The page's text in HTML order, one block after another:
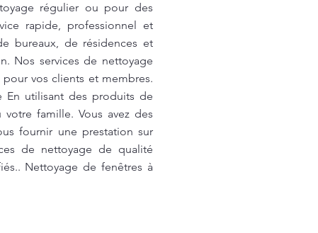
régulier ou pour des
rapide, professionnel et
bureaux, de résidences et
Nos services de nettoyage
vos clients et membres.
En utilisant des produits de
famille. Vous avez des
fournir une prestation sur
de nettoyage de qualité
Nettoyage de fenêtres à